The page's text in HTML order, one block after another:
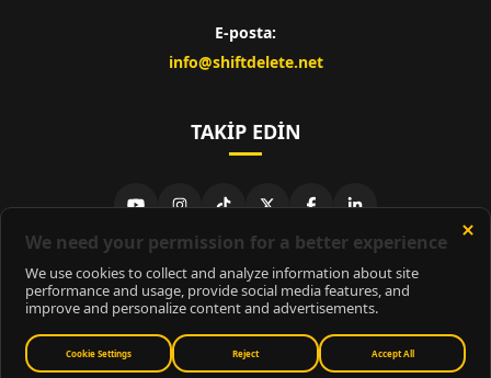
E-posta:
info@shiftdelete.net
TAKIP EDIN
© 2026ShiftDelete.Net- Tüm hakları saklıdır.
ShiftDelete.Net, İnternet Medyası ve Bilişim Muhabirleri Derneği